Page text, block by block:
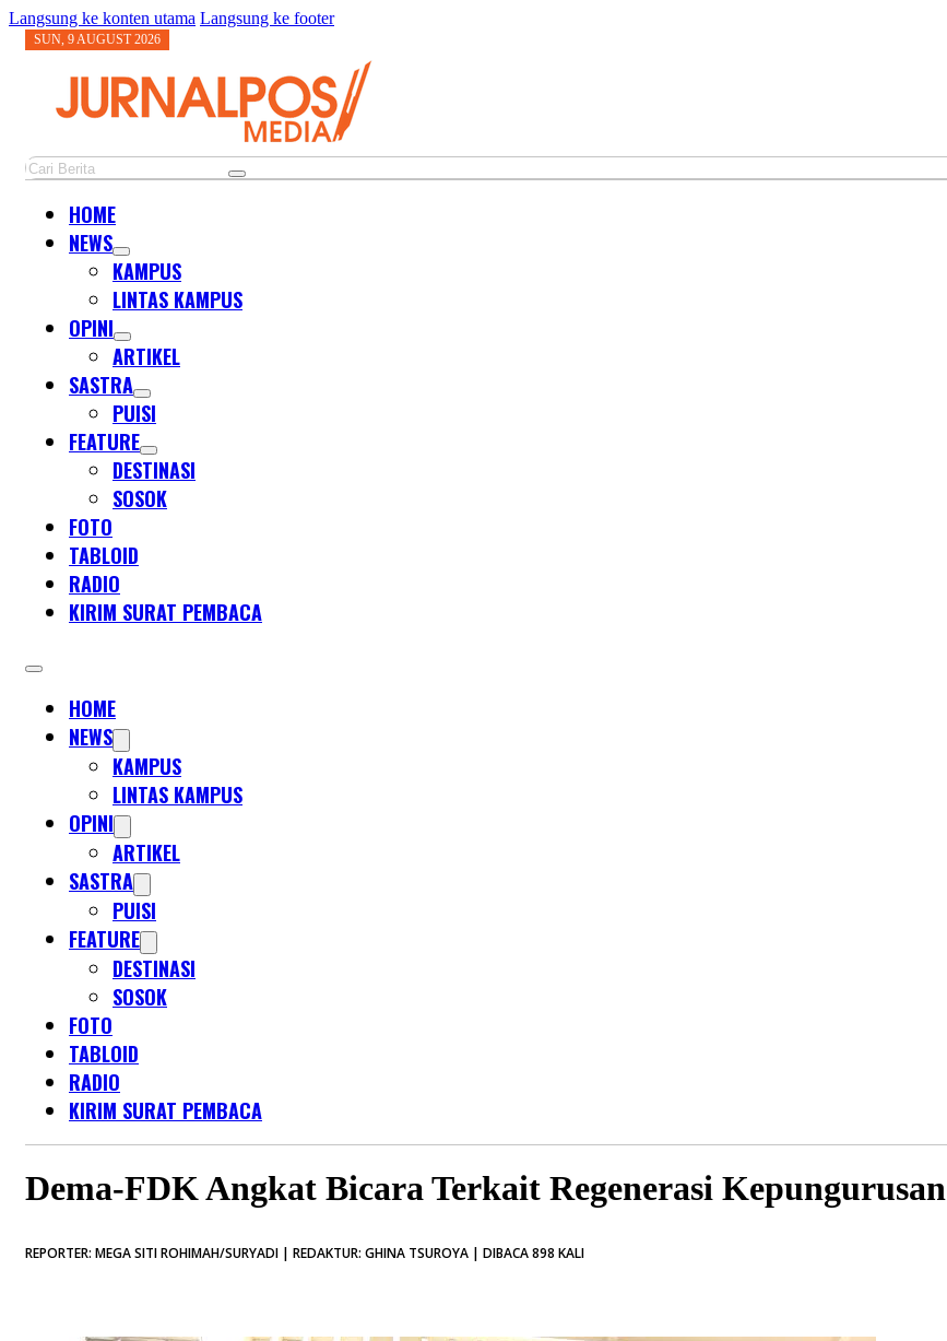
Langsung ke konten utama Langsung ke footer
SUN, 9 AUGUST 2026
Cari
HOME
NEWS
KAMPUS
LINTAS KAMPUS
OPINI
ARTIKEL
SASTRA
PUISI
FEATURE
DESTINASI
SOSOK
FOTO
TABLOID
RADIO
KIRIM SURAT PEMBACA
HOME
NEWS
KAMPUS
LINTAS KAMPUS
OPINI
ARTIKEL
SASTRA
PUISI
FEATURE
DESTINASI
SOSOK
FOTO
TABLOID
RADIO
KIRIM SURAT PEMBACA
Dema-FDK Angkat Bicara Terkait Regenerasi Kepungurusan
REPORTER: MEGA SITI ROHIMAH/SURYADI | REDAKTUR: GHINA TSUROYA | DIBACA 898 KALI